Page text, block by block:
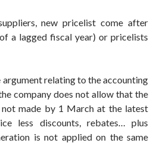
new pricelist come after
a lagged fiscal year) or pricelists
argument relating to the accounting
company does not allow that the
made by 1 March at the latest
less discounts, rebates… plus
is not applied on the same